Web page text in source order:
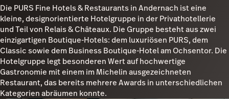
Accounting
Tableside
Lightspeed AI
TSE
Küchenmonitor
Die PURS Fine Hotels & Restaurants in Andernach ist eine
kleine, designorientierte Hotelgruppe in der Privathotellerie
und Teil von Relais & Châteaux. Die Gruppe besteht aus zwei
einzigartigen Boutique-Hotels: dem luxuriösen PURS, dem
Classic sowie dem Business Boutique-Hotel am Ochsentor. Die
Hotelgruppe legt besonderen Wert auf hochwertige
Gastronomie mit einem im Michelin ausgezeichneten
Restaurant, das bereits mehrere Awards in unterschiedlichen
Kategorien abräumen konnte.